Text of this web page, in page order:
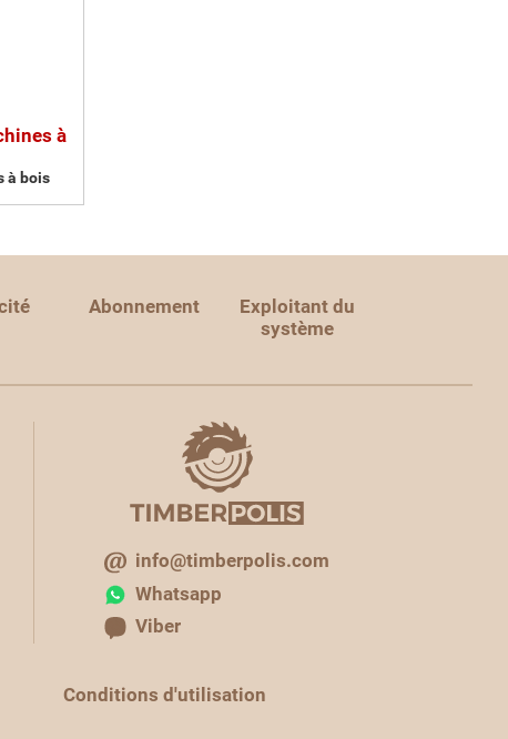
à
à bois
Abonnement
Exploitant du
système
info@timberpolis.com
Whatsapp
Viber
Conditions d'utilisation